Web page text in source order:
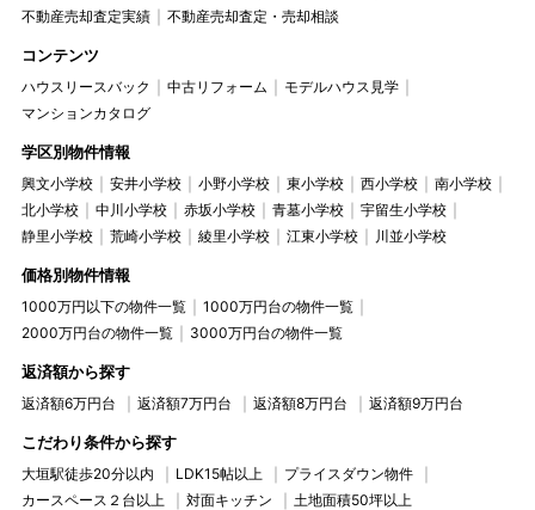
不動産売却査定実績
不動産売却査定・売却相談
コンテンツ
ハウスリースバック 中古リフォーム
モデルハウス見学
マンションカタログ
学区別物件情報
興文小学校 安井小学校 小野小学校 東小学校 西小学校
南小学校
北小学校
中川小学校 赤坂小学校 青墓小学校
宇留生小学校
静里小学校
荒崎小学校 綾里小学校 江東小学校 川並小学校
価格別物件情報
1000万円以下の物件一覧
1000万円台の物件一覧
2000万円台の物件一覧
3000万円台の物件一覧
返済額から探す
返済額6万円台 返済額7万円台 返済額8万円台 返済額9万円台
こだわり条件から探す
大垣駅徒歩20分以内 LDK15帖以上
プライスダウン物件
カースペース２台以上
対面キッチン 土地面積50坪以上